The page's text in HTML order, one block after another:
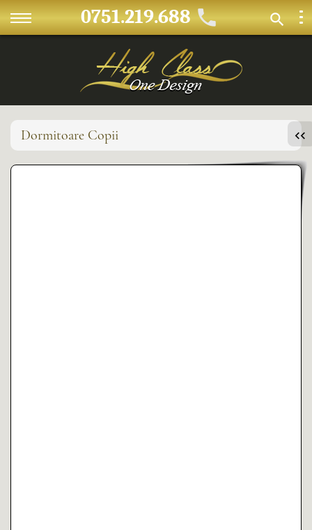
0751.219.688
Dormitoare Copii